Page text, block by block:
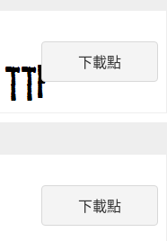
下載點
下載點